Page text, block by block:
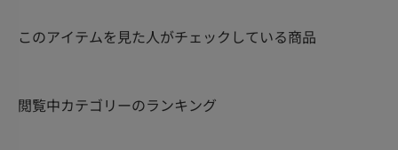
このアイテムを見た人がチェックしている商品
閲覧中カテゴリーのランキング